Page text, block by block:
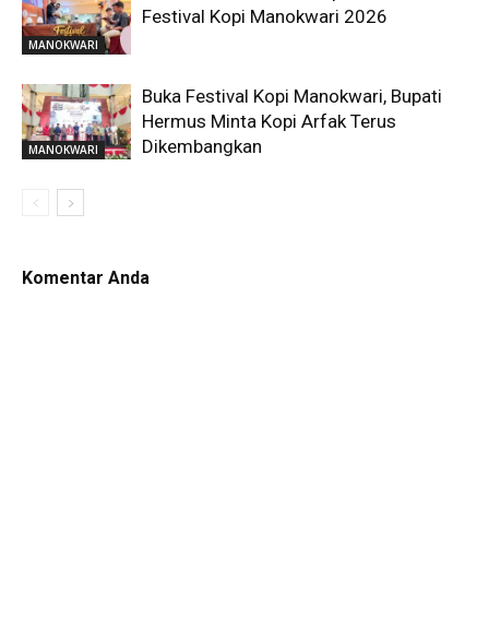
MANOKWARI
Festival Kopi Manokwari 2026
MANOKWARI
Buka Festival Kopi Manokwari, Bupati
Hermus Minta Kopi Arfak Terus
Dikembangkan
Komentar Anda